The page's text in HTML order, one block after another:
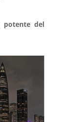
potente del